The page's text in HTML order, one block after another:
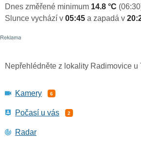
Dnes změřené minimum 14.8 °C
Slunce vychází v 05:45 a zapadá v
Nepřehlédněte z lokality Radimovice u
Kamery 6
Počasí u vás 2
Radar